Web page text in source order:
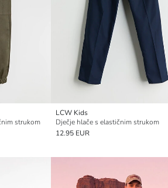
strukom
LCW Kids
Dječje hlače s elastičnim strukom
12.95 EUR